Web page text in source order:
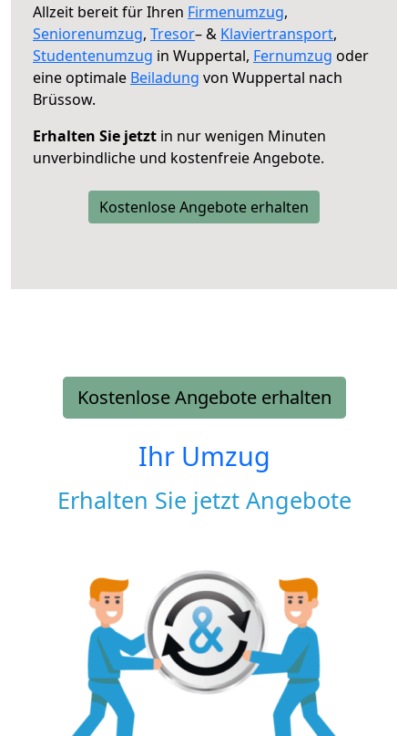
Allzeit bereit für Ihren Firmenumzug,
Seniorenumzug, Tresor– & Klaviertransport,
Studentenumzug in Wuppertal, Fernumzug oder
eine optimale Beiladung von Wuppertal nach
Brüssow.
Erhalten Sie jetzt in nur wenigen Minuten
unverbindliche und kostenfreie Angebote.
Kostenlose Angebote erhalten
Kostenlose Angebote erhalten
Ihr Umzug
Erhalten Sie jetzt Angebote